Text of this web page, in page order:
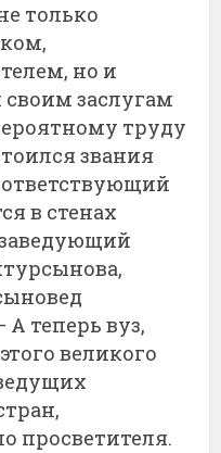
только
но и
заслугам
труду
звания
в стенах
заведующий
теперь вуз,
великого
просветителя.